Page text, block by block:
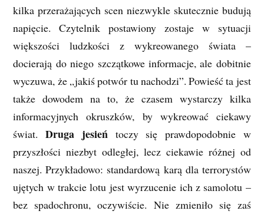
kilka przerażających scen niezwykle skutecznie budują
napięcie. Czytelnik postawiony zostaje w sytuacji
większości ludzkości z wykreowanego świata –
docierają do niego szczątkowe informacje, ale dobitnie
wyczuwa, że „jakiś potwór tu nachodzi”. Powieść ta jest
także dowodem na to, że czasem wystarczy kilka
informacyjnych okruszków, by wykreować ciekawy
świat.Druga jesień toczy się prawdopodobnie w
przyszłości niezbyt odległej, lecz ciekawie różnej od
naszej. Przykładowo: standardową karą dla terrorystów
ujętych w trakcie lotu jest wyrzucenie ich z samolotu –
bez spadochronu, oczywiście. Nie zmieniło się zaś